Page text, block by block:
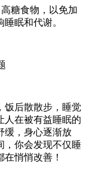
糖食物，以免加
眠和代谢。
饭后散散步，睡觉
人在被有益睡眠的
缓，身心逐渐放
，你会发现不仅睡
悄悄改善！